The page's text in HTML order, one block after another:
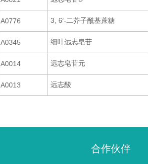
A0776 3, 6′-二芥子酰基蔗糖
A0345 细叶远志皂苷
A0014 远志皂苷元
A0013 远志酸
合作伙伴